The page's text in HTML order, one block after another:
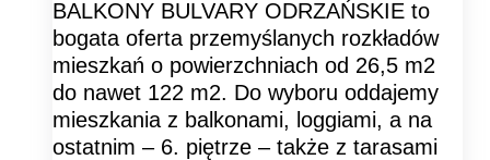
BALKONY BULVARY ODRZAŃSKIE to
bogata oferta przemyślanych rozkładów
mieszkań o powierzchniach od 26,5 m2
do nawet 122 m2. Do wyboru oddajemy
mieszkania z balkonami, loggiami, a na
ostatnim – 6. piętrze – także z tarasami